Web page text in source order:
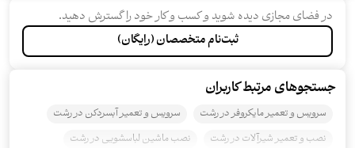
در فضای مجازی دیده شوید و کسب و کار خود را گسترش دهید.
ثبت‌نام متخصصان (رایگان)
جستجو‌های مرتبط کاربران
سرویس و تعمیر مایکروفر در رشت
سرویس و تعمیر آبسردکن در رشت
نصب و تعمیر شیرآلات در رشت
نصب ماشین لباسشویی در رشت